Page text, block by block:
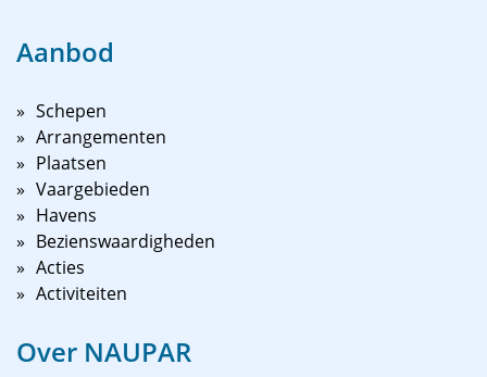
Aanbod
Schepen
Arrangementen
Plaatsen
Vaargebieden
Havens
Bezienswaardigheden
Acties
Activiteiten
Over NAUPAR